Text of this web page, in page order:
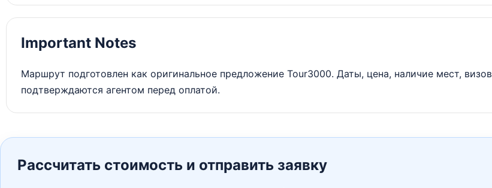
Important Notes
Маршрут подготовлен как оригинальное предложение Tour3000. Даты, цена, наличие мест,
подтверждаются агентом перед оплатой.
Рассчитать стоимость и отправить заявку